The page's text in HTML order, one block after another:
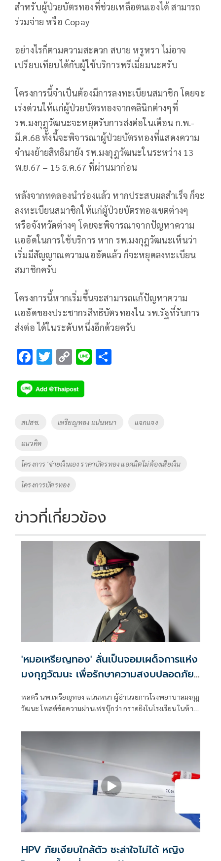
สำหรับผู้ป่วยบัตรทองที่ช่วยเหลือตนเองได้ สามารถ
ร่วมจ่าย หรือ Copay
อย่างไรก็ตามความสะดวก สบาย หรูหรา ไม่อาจ
เปรียบเทียบได้กับผู้ใช้บริการพรีเมี่ยมนะครับ
โครงการนี้จำเป็นต้องมีการลงทะเบียนสมาชิก โดยจะ
เร่งด่วนให้แก่ผู้ป่วยบัตรทองจากคลินิกต่างๆที่
รพ.มงกุฎวัฒนะจะหยุดรับการส่งต่อในเดือน ก.พ.-
มี.ค.68 ทั้งนี้จะพิจารณาผู้ป่วยบัตรทองที่แสดงความ
จำนงย้ายสิทธิมายัง รพ.มงกุฎวัฒนะในระหว่าง 13
พ.ย.67 – 15 ธ.ค.67 ที่ผ่านมาก่อน
หลังจากทดลองนำร่องแล้ว หากประสบผลสำเร็จ ก็จะ
ลงทะเบียนสมาชิกให้แก่ผู้ป่วยบัตรทองเขตต่างๆ
หรือจังหวัดต่างๆ โดยจะพิจารณาจากปัญหาความ
แออัดในการใช้บริการ หาก รพ.มงกุฎวัฒนะเห็นว่า
เริ่มมีสัญญาณความแออัดแล้ว ก็จะหยุดลงทะเบียน
สมาชิกครับ
โครงการนี้หากเริ่มขึ้นจะสามารถแก้ปัญหาความ
แออัดของประชากรสิทธิบัตรทองใน รพ.รัฐที่รับการ
ส่งต่อ ได้ในระดับหนึ่งอีกด้วยครับ
F
e
b
o
o
k
T
tt
er
C
p
y
Li
Li
Tags
สปสช. เหรียญทอง แน่นหนา แจกแจง
แนวคิด
โครงการ 'จ่ายเงินเอง ราคาบัตรทอง แอดมิตไม่ต้องเสียเงิน
โครงการบัตรทอง
ข่าวที่เกี่ยวข้อง
'หมอเหรียญทอง' ลั่นเป็นจอมเผด็จการแห่ง
มงกุฎวัฒนะ เพื่อรักษาความสงบปลอดภัย
พลตรี นพ.เหรียญทอง แน่นหนา ผู้อำนวยการโรงพยาบาลมงกุฎ
วัฒนะ โพสต์ข้อความผ่านเฟซบุ๊กว่า กราดยิงในโรงเรียน ในห้าง
รพ.แห่งหนึ่ง สักวันหนึ่งอาจจะเกิดเหตุร้ายอย่างนี้ใน รพ เมื่อไม่
HPV ภัยเงียบใกล้ตัว ชะล่าใจไม่ได้ หญิง